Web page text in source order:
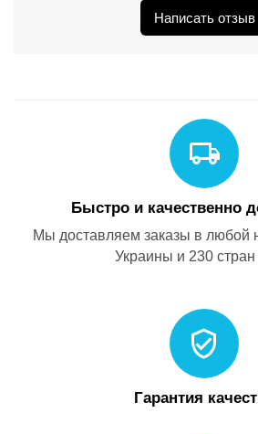
Написать отзыв
Быстро и качественно
Мы доставляем заказы в любой
Украины и 230
Гарантия